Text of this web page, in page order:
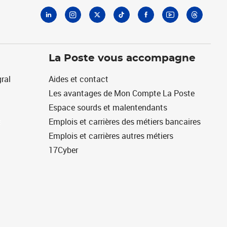
La Poste vous accompagne
Aides et contact
Les avantages de Mon Compte La Poste
Espace sourds et malentendants
Emplois et carrières des métiers bancaires
Emplois et carrières autres métiers
17Cyber